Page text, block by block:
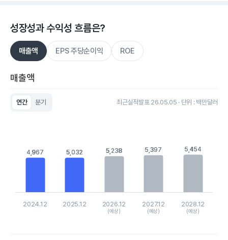
성장성과 수익성 흐름은?
매출액 EPS 주당순이익 ROE
매출액
연간 분기 최근실적발표 26.05.05 · 단위 : 백만달러
The chart has 1 Y axis displaying values. Data ranges from
4,967
4,967 5,032
5,032 5,238
5,238 5,397
5,397 5,454
5,454
2024.12 2025.12 2026.12
(예상)
2027.12
(예상)
2028.12
(예상)